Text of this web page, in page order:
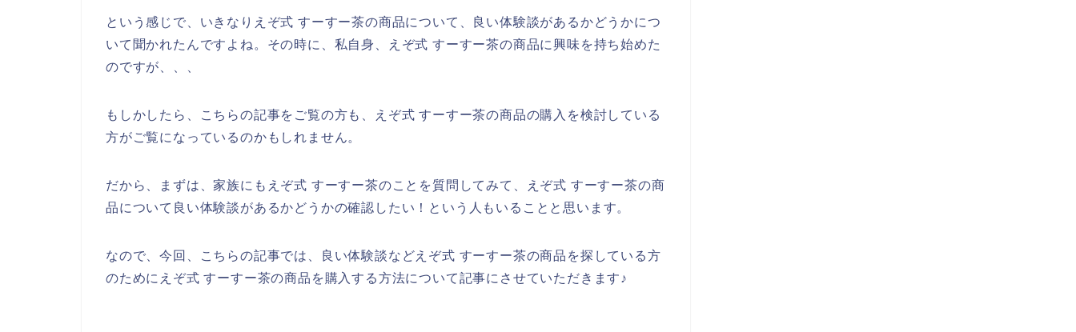
という感じで、いきなりえぞ式 すーすー茶の商品について、良い体験談があるかどうかにつ
いて聞かれたんですよね。その時に、私自身、えぞ式 すーすー茶の商品に興味を持ち始めた
のですが、、、
もしかしたら、こちらの記事をご覧の方も、えぞ式 すーすー茶の商品の購入を検討している
方がご覧になっているのかもしれません。
だから、まずは、家族にもえぞ式 すーすー茶のことを質問してみて、えぞ式 すーすー茶の商
品について良い体験談があるかどうかの確認したい！という人もいることと思います。
なので、今回、こちらの記事では、良い体験談などえぞ式 すーすー茶の商品を探している方
のためにえぞ式 すーすー茶の商品を購入する方法について記事にさせていただきます♪